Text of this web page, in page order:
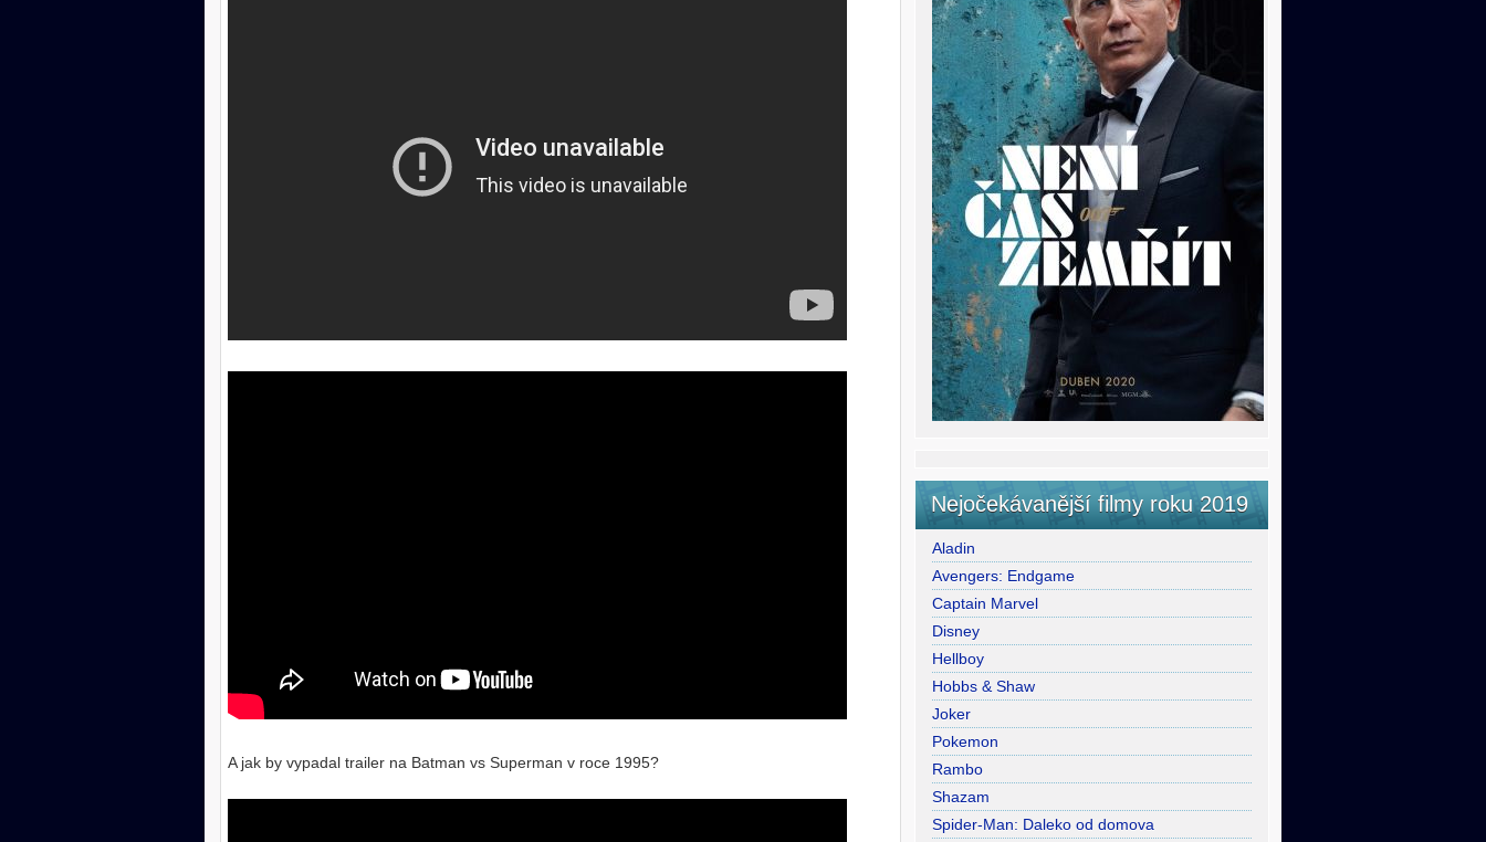
A jak by vypadal trailer na Batman vs Superman v roce 1995?
Nejočekávanější filmy roku 2019
Aladin
Avengers: Endgame
Captain Marvel
Disney
Hellboy
Hobbs & Shaw
Joker
Pokemon
Rambo
Shazam
Spider-Man: Daleko od domova